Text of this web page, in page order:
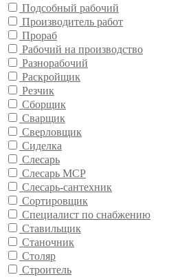
Подсобный рабочий
Производитель работ
Прораб
Рабочий на производство
Разнорабочий
Раскройщик
Резчик
Сборщик
Сварщик
Сверловщик
Сиделка
Слесарь
Слесарь МСР
Слесарь-сантехник
Сортировщик
Специалист по снабжению
Ставильщик
Станочник
Столяр
Строитель